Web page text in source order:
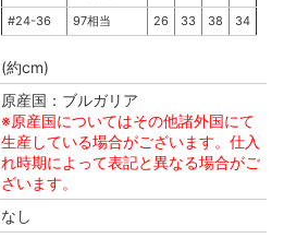
#24-36
97相当 26 33 38 34
(約cm)
原産国：ブルガリア
※原産国についてはその他諸外国にて
生産している場合がございます。仕入
れ時期によって表記と異なる場合がご
ざいます。
なし